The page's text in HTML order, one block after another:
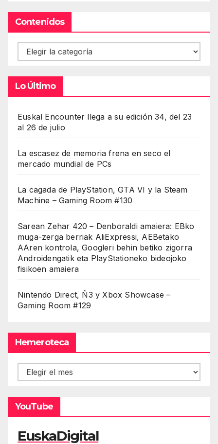
Contenidos
Contenidos
Lo Último
Euskal Encounter llega a su edición 34, del 23
al 26 de julio
La escasez de memoria frena en seco el
mercado mundial de PCs
La cagada de PlayStation, GTA VI y la Steam
Machine – Gaming Room #130
Sarean Zehar 420 – Denboraldi amaiera: EBko
muga-zerga berriak AliExpressi, AEBetako
AAren kontrola, Googleri behin betiko zigorra
Androidengatik eta PlayStationeko bideojoko
fisikoen amaiera
Nintendo Direct, Ñ3 y Xbox Showcase –
Gaming Room #129
Hemeroteca
Hemeroteca
YouTube
EuskaDigital